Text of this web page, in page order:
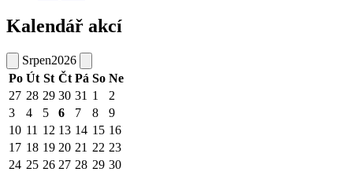
Kalendář akcí
Srpen2026
Po Út St Čt Pá So Ne
27 28 29 30 31 1
2
3
4 5 6 7 8
9
10 11 12 13 14 15 16
17 18 19 20 21 22 23
24 25 26 27 28 29 30